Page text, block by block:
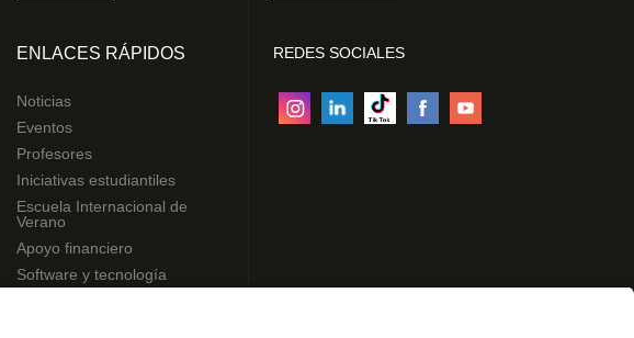
ENLACES RÁPIDOS
Noticias
Eventos
Profesores
Iniciativas estudiantiles
Escuela Internacional de
Verano
Apoyo financiero
Software y tecnología
REDES SOCIALES